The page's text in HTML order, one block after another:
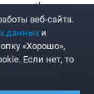
издания
веб-сайта.
данных и
«Хорошо»,
Если нет, то